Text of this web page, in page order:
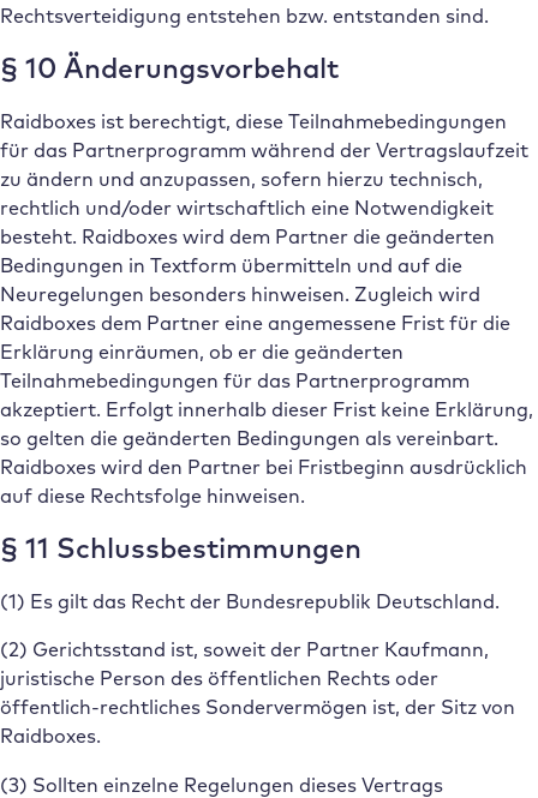
Rechtsverteidigung entstehen bzw. entstanden sind.
§ 10 Änderungsvorbehalt
Raidboxes ist berechtigt, diese Teilnahmebedingungen
für das Partnerprogramm während der Vertragslaufzeit
zu ändern und anzupassen, sofern hierzu technisch,
rechtlich und/oder wirtschaftlich eine Notwendigkeit
besteht. Raidboxes wird dem Partner die geänderten
Bedingungen in Textform übermitteln und auf die
Neuregelungen besonders hinweisen. Zugleich wird
Raidboxes dem Partner eine angemessene Frist für die
Erklärung einräumen, ob er die geänderten
Teilnahmebedingungen für das Partnerprogramm
akzeptiert. Erfolgt innerhalb dieser Frist keine Erklärung,
so gelten die geänderten Bedingungen als vereinbart.
Raidboxes wird den Partner bei Fristbeginn ausdrücklich
auf diese Rechtsfolge hinweisen.
§ 11 Schlussbestimmungen
(1) Es gilt das Recht der Bundesrepublik Deutschland.
(2) Gerichtsstand ist, soweit der Partner Kaufmann,
juristische Person des öffentlichen Rechts oder
öffentlich-rechtliches Sondervermögen ist, der Sitz von
Raidboxes.
(3) Sollten einzelne Regelungen dieses Vertrags